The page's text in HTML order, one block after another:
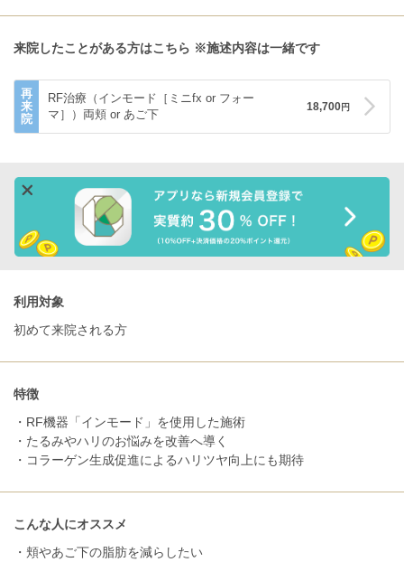
来院したことがある方はこちら ※施述内容は一緒です
再
来
院
RF治療（インモード［ミニfx or フォー
マ］）両頬 or あご下
18,700円
利用対象
初めて来院される方
特徴
・RF機器「インモード」を使用した施術
・たるみやハリのお悩みを改善へ導く
・コラーゲン生成促進によるハリツヤ向上にも期待
こんな人にオススメ
・頬やあご下の脂肪を減らしたい